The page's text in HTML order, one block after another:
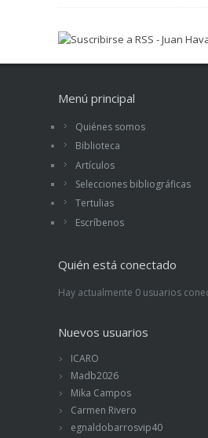
Menú principal
Quiénes somos
Biblioteca
Artículos
Selecciones bibliográficas
Tertulias
Escríbenos
Quién está conectado
Hay actualmente 0 usuarios
Nuevos usuarios
ICARO
Madb2026
Mika Campos
Carmen Rivero
egnaldobarrosvip40